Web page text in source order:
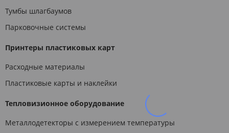
Тумбы шлагбаумов
Парковочные системы
Принтеры пластиковых карт
Расходные материалы
Пластиковые карты и наклейки
Тепловизионное оборудование
Металлодетекторы с измерением температуры